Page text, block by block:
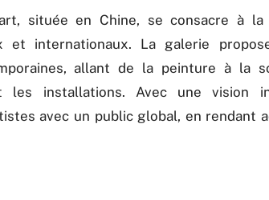
située en Chine, se consacre à
et internationaux. La galerie
allant de la peinture à la
les installations. Avec une vision
avec un public global, en rendant